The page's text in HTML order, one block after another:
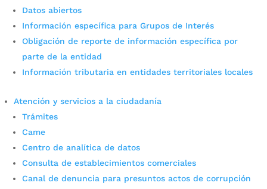
Datos abiertos
Información específica para Grupos de Interés
Obligación de reporte de información específica por
parte de la entidad
Información tributaria en entidades territoriales locales
Atención y servicios a la ciudadanía
Trámites
Came
Centro de analítica de datos
Consulta de establecimientos comerciales
Canal de denuncia para presuntos actos de corrupción
41 familias campesinas de
guardianes del agua que
abastece a Bucaramanga
poradmin_prensa|May 30, 2025
En una alianza estratégica entre la Alcaldía de
Bucaramanga, el Acueducto Metropolitano de